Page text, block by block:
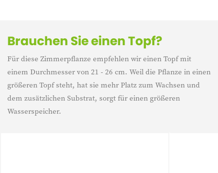
Brauchen Sie einen Topf?
Für diese Zimmerpflanze empfehlen wir einen Topf mit
einem Durchmesser von 21 - 26 cm. Weil die Pflanze in einen
größeren Topf steht, hat sie mehr Platz zum Wachsen und
dem zusätzlichen Substrat, sorgt für einen größeren
Wasserspeicher.